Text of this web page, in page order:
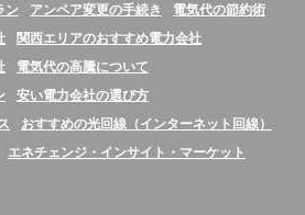
ン
アンペア変更の手続き
電気代の節約術
関西エリアのおすすめ電力会社
電気代の高騰について
安い電力会社の選び方
おすすめの光回線（インターネット回線）
エネチェンジ・インサイト・マーケット